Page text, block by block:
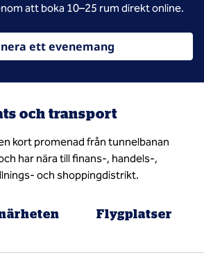
att boka 10–25 rum direkt online.
ett evenemang
och transport
kort promenad från tunnelbanan
har nära till finans-, handels-,
och shoppingdistrikt.
Flygplatser